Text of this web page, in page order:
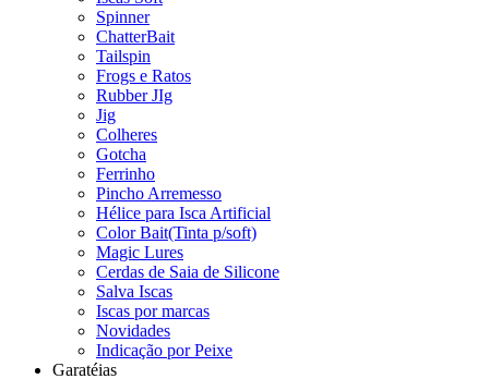
Spinner
ChatterBait
Tailspin
Frogs e Ratos
Rubber JIg
Jig
Colheres
Gotcha
Ferrinho
Pincho Arremesso
Hélice para Isca Artificial
Color Bait(Tinta p/soft)
Magic Lures
Cerdas de Saia de Silicone
Salva Iscas
Iscas por marcas
Novidades
Indicação por Peixe
Garatéias